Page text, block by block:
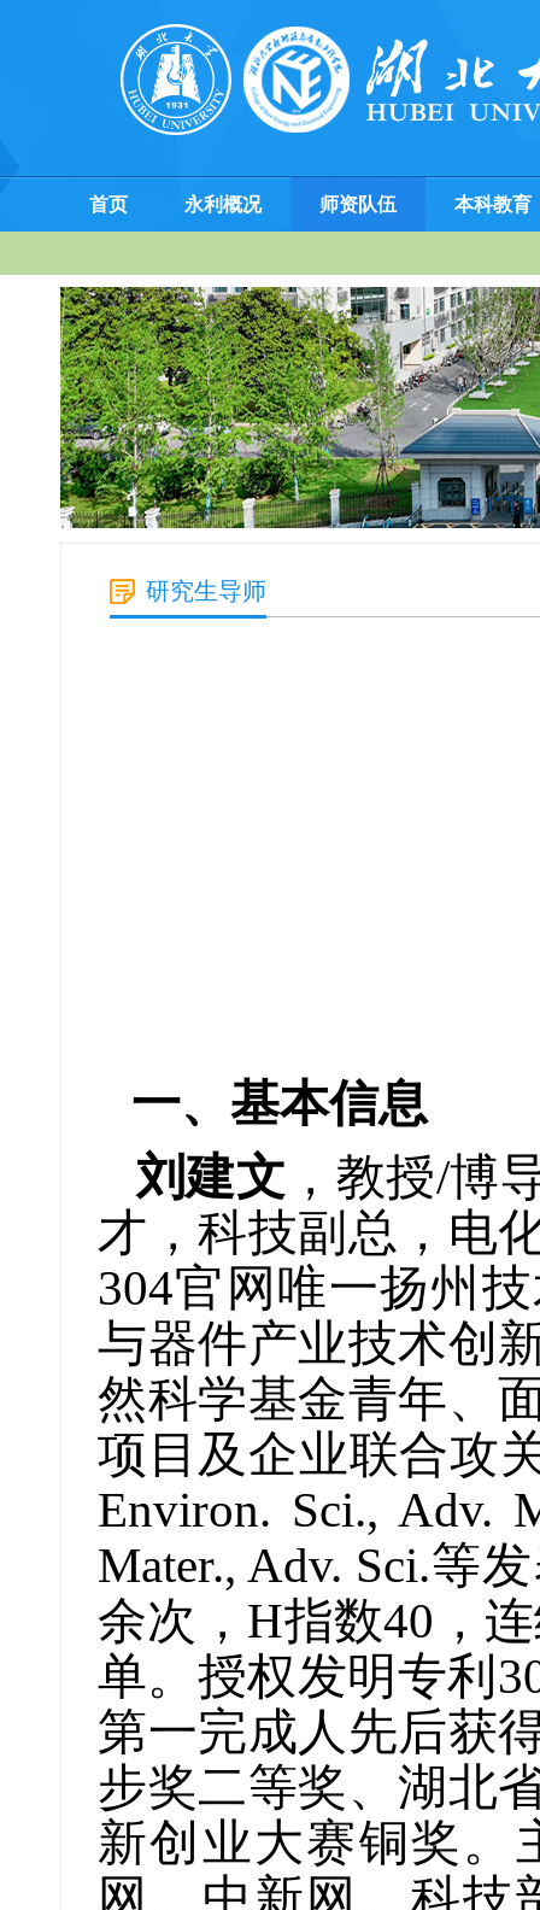
首页 永利概况 师资队伍 本科教育
研究生导师
一、基本信息
刘建文 ，教授/博
才，科技副总，电
304官网唯一扬州
与器件产业技术创
然科学基金青年、
项目及企业联合攻
Environ. Sci., Adv.
Mater., Adv. Sci.等
余次，H指数40，
单。 授权发明专利
第一完成人先后获
步奖二等奖、湖北
新创业大赛铜奖。
网、中新网、科技